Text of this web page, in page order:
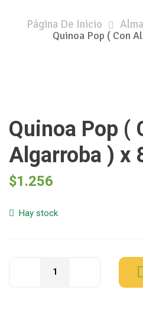
Página De Inicio
Quinoa Pop ( Con
Quinoa Pop (
Algarroba ) x
$1.256
Hay stock